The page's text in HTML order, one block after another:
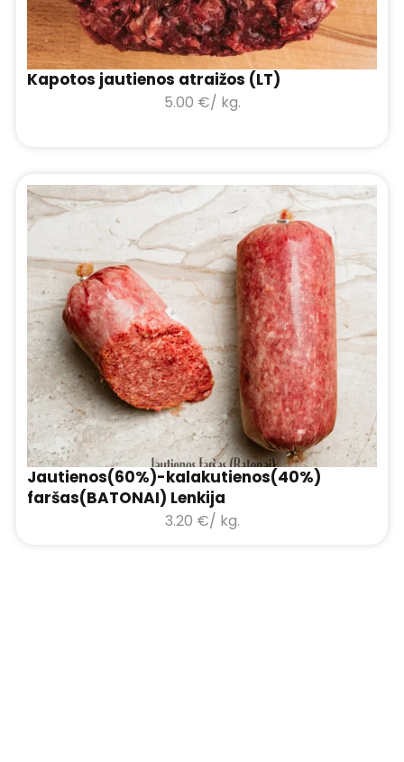
Kapotos jautienos atraižos (LT)
5.00 €/ kg.
Jautienos(60%)-kalakutienos(40%)
faršas(BATONAI) Lenkija
3.20 €/ kg.